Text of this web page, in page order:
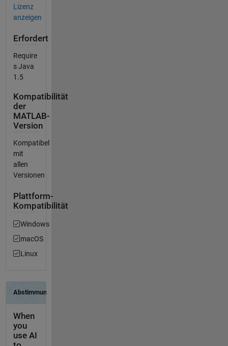
Lizenz
anzeigen
Erfordert
Require
s Java
1.5
Kompatibilität
der
MATLAB-
Version
Kompatibel
mit
allen
Versionen
Plattform-
Kompatibilität
Windows
macOS
Linux